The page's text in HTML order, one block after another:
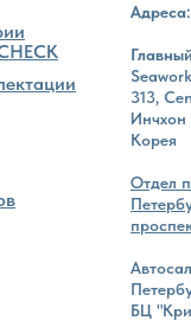
Адреса:
313,
Инчхон
Корея
Отдел
БЦ